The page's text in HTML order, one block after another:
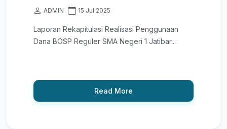
ADMIN 15 Jul 2025
Laporan Rekapitulasi Realisasi Penggunaan
Dana BOSP Reguler SMA Negeri 1 Jatibar...
Read More